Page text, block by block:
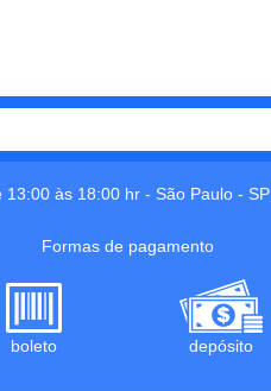
13:00 às 18:00 hr - São Paulo - SP
Formas de pagamento
boleto depósito